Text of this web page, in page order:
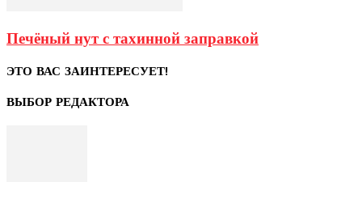
Печёный нут с тахинной заправкой
ЭТО ВАС ЗАИНТЕРЕСУЕТ!
ВЫБОР РЕДАКТОРА